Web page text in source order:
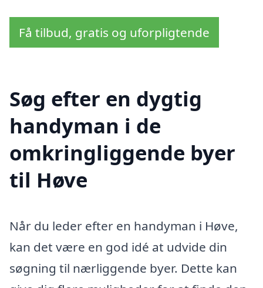
Få tilbud, gratis og uforpligtende
Søg efter en dygtig
handyman i de
omkringliggende byer
til Høve
Når du leder efter en handyman i Høve,
kan det være en god idé at udvide din
søgning til nærliggende byer. Dette kan